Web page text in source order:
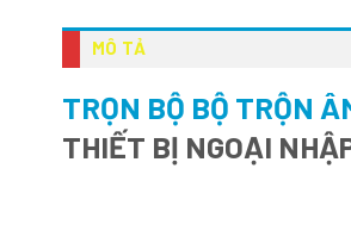
MÔ TẢ
TRỌN BỘ BỘ TRỘN
THIẾT BỊ NGOẠI